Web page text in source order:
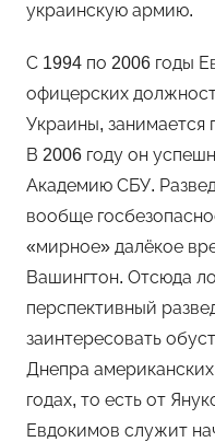
украинскую армию.
С 1994 по 2006 годы
офицерских
Украины, занимается
В 2006 году он
Академию СБУ.
вообще
«мирное» далёкое
Вашингтон. Отсюда
перспективный
заинтересовать
Днепра
годах, то есть от
Евдокимов служит